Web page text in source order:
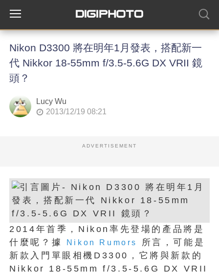
Nikon D3300 將在明年1月發表，搭配新一
代 Nikkor 18-55mm f/3.5-5.6G DX VRII 鏡
頭？
Lucy Wu
2013/12/19 08:21
ADVERTISEMENT
2014年首季，Nikon率先登場的產品將是
什麼呢？據
Nikon Rumors
所言，可能是
新款入門單眼相機D3300，它將與新款的
Nikkor 18-55mm f/3.5-5.6G DX VRII